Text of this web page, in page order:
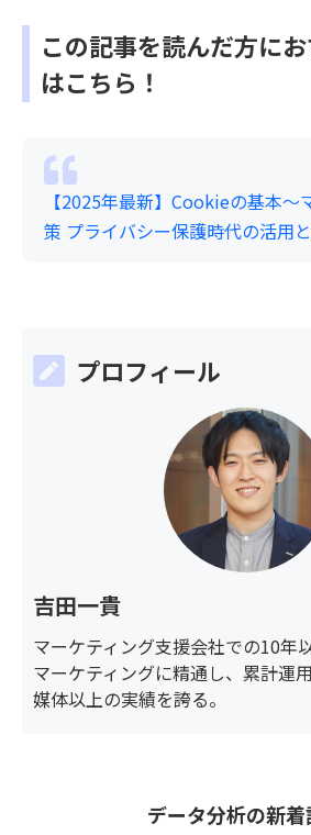
この記事を読んだ方に
はこちら！
【2025年最新】Cookieの基本～
策 プライバシー保護時代の活用
プロフィール
吉田一貴
マーケティング支援会社での10年
マーケティングに精通し、累計運
媒体以上の実績を誇る。
データ分析の新